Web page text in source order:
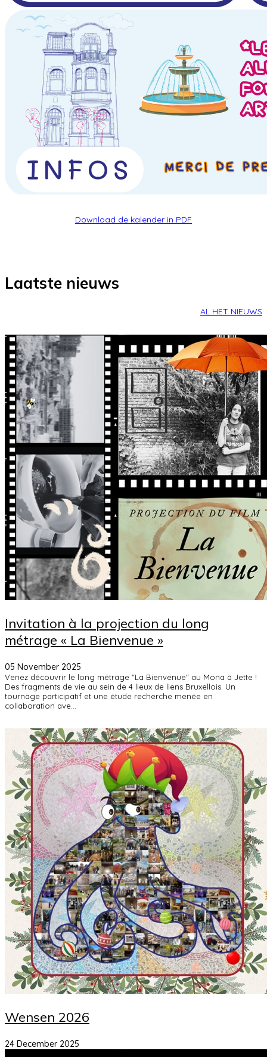
Download de kalender in PDF
Laatste nieuws
AL HET NIEUWS
Invitation à la projection du long
métrage « La Bienvenue »
05 November 2025
Venez découvrir le long métrage "La Bienvenue" au Mona à Jette !
Des fragments de vie au sein de 4 lieux de liens Bruxellois. Un
tournage participatif et une étude recherche menée en
collaboration ave...
Wensen 2026
24 December 2025